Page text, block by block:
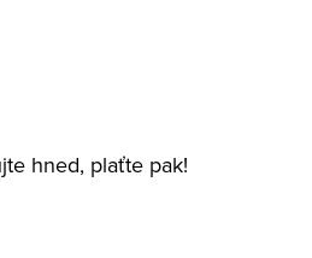
hned, plaťte pak!